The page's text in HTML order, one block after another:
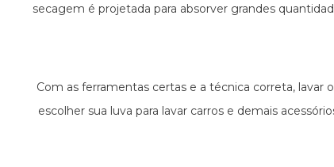
secagem é projetada para absorver grandes
Com as ferramentas certas e a técnica correta,
escolher sua luva para lavar carros e demais